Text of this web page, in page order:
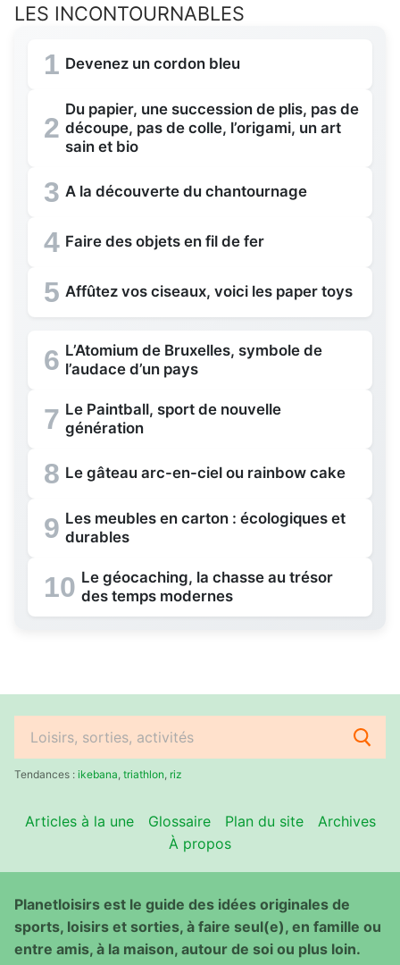
LES INCONTOURNABLES
1 Devenez un cordon bleu
2
Du papier, une succession de plis, pas de
découpe, pas de colle, l’origami, un art
sain et bio
3 A la découverte du chantournage
4 Faire des objets en fil de fer
5 Affûtez vos ciseaux, voici les paper toys
6 L’Atomium de Bruxelles, symbole de
l’audace d’un pays
7 Le Paintball, sport de nouvelle
génération
8 Le gâteau arc-en-ciel ou rainbow cake
9 Les meubles en carton : écologiques et
durables
10 Le géocaching, la chasse au trésor
des temps modernes
Rechercher
:Tendances : ikebana triathlon riz
Articles à la une Glossaire Plan du site
Archives
À propos
Planetloisirs est le guide des idées originales de
sports, loisirs et sorties, à faire seul(e), en famille ou
entre amis, à la maison, autour de soi ou plus loin.